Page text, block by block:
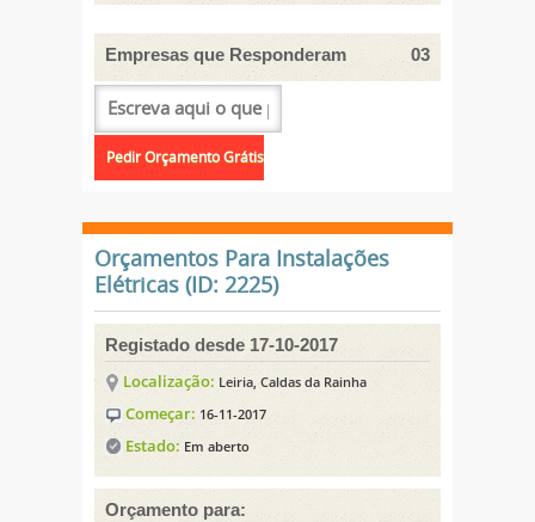
Empresas que Responderam 03
Orçamentos Para Instalações
Elétricas (ID: 2225)
Registado desde 17-10-2017
Localização: Leiria, Caldas da Rainha
Começar: 16-11-2017
Estado: Em aberto
Orçamento para: